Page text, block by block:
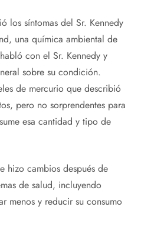
los síntomas del Sr. Kennedy
una química ambiental de
con el Sr. Kennedy y
sobre su condición.
de mercurio que describió
pero no sorprendentes para
esa cantidad y tipo de
hizo cambios después de
de salud, incluyendo
menos y reducir su consumo